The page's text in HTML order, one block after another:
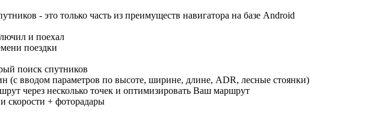
- это только часть из преимуществ навигатора на базе Android
и поехал
поездки
поиск спутников
(с вводом параметров по высоте, ширине, длине, ADR, лесные стоянки)
через несколько точек и оптимизировать Ваш маршрут
скорости + фоторадары